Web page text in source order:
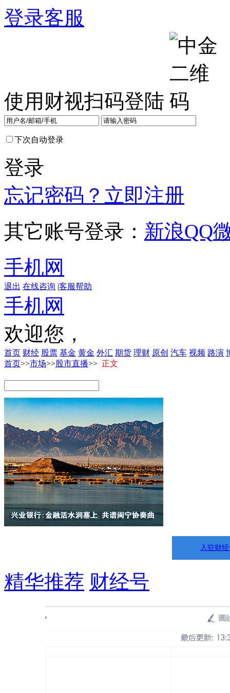
登录客服
使用财视扫码登陆
下次自动登录
登录
忘记密码？ 立即注册
其它账号登录： 新浪QQ
手机网
退出 在线咨询 |客服帮助
手机网
欢迎您，
首页 财经 股票 基金 黄金 外汇 期货 理财 原创 汽车 视频 路演
首页>>市场>>股市直播>> 正文
入驻财
精华推荐 财经号